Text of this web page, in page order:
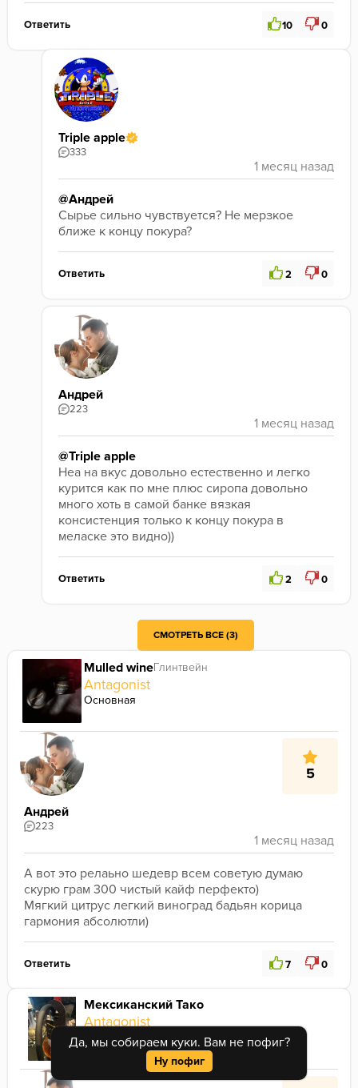
Да, мы собираем куки. Вам не пофиг?
Ну пофиг
Ответить 10 0
Triple apple
333
@Андрей
Сырье сильно чувствуется? Не мерзкое
ближе к концу покура?
Ответить 2 0
Андрей
223
@Triple apple
Неа на вкус довольно естественно и легко
курится как по мне плюс сиропа довольно
много хоть в самой банке вязкая
консистенция только к концу покура в
меласке это видно))
Ответить 2 0
СМОТРЕТЬ ВСЕ (3)
Mulled wineГлинтвейн
Antagonist
Основная
5
Андрей
223
А вот это релаьно шедевр всем советую думаю
скурю грам 300 чистый кайф перфекто)
Мягкий цитрус легкий виноград бадьян корица
гармония абсолютли)
Ответить 7 0
Мексиканский Тако
Antagonist
Основная